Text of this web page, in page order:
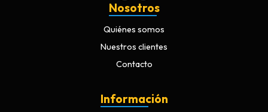
Nosotros
Quiénes somos
Nuestros clientes
Contacto
Información